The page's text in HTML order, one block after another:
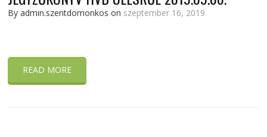
By admin.szentdomonkos on szeptember 16, 2019
READ MORE